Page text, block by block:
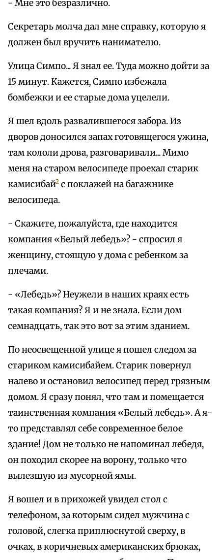
- Мне это безразлично.
Секретарь молча дал мне справку, которую я
должен был вручить нанимателю.
Улица Симпо... Я знал ее. Туда можно дойти за
15 минут. Кажется, Симпо избежала
бомбежки и ее старые дома уцелели.
Я шел вдоль развалившегося забора. Из
дворов доносился запах готовящегося ужина,
там кололи дрова, разговаривали... Мимо
меня на старом велосипеде проехал старик
камисибай2 с поклажей на багажнике
велосипеда.
- Скажите, пожалуйста, где находится
компания «Белый лебедь»? - спросил я
женщину, стоящую у дома с ребенком за
плечами.
- «Лебедь»? Неужели в наших краях есть
такая компания? Я и не знала. Если дом
семнадцать, так это вот за этим зданием.
По неосвещенной улице я пошел следом за
стариком камисибайем. Старик повернул
налево и остановил велосипед перед грязным
домом. Я сразу понял, что там и помещается
таинственная компания «Белый лебедь». А я-
то представлял себе современное белое
здание! Дом не только не напоминал лебедя,
он походил скорее на ворону, только что
вылезшую из мусорной ямы.
Я вошел и в прихожей увидел стол с
телефоном, за которым сидел мужчина с
головой, слегка приплюснутой сверху, в
очках, в коричневых американских брюках,